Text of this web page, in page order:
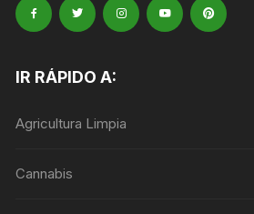
IR RÁPIDO A:
Agricultura Limpia
Cannabis